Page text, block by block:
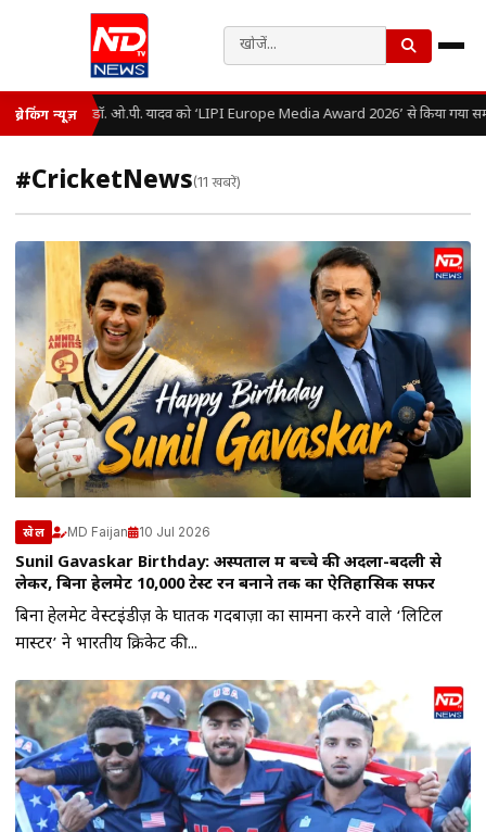
ब्रेकिंग न्यूज़ डॉ. ओ.पी. यादव को ‘LIPI Europe Media Award 2026’ से किया गया
#CricketNews(11 खबरें)
खेल MD Faijan 10 Jul 2026
Sunil Gavaskar Birthday: अस्पताल में बच्चे की अदला-बदली से
लेकर, बिना हेलमेट 10,000 टेस्ट रन बनाने तक का ऐतिहासिक सफर
बिना हेलमेट वेस्टइंडीज़ के घातक गेंदबाज़ों का सामना करने वाले ‘लिटिल
मास्टर’ ने भारतीय क्रिकेट की...